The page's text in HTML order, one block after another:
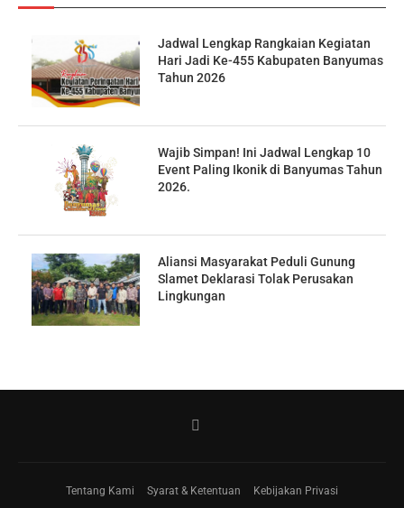
Jadwal Lengkap Rangkaian Kegiatan
Hari Jadi Ke-455 Kabupaten Banyumas
Tahun 2026
Wajib Simpan! Ini Jadwal Lengkap 10
Event Paling Ikonik di Banyumas Tahun
2026.
Aliansi Masyarakat Peduli Gunung
Slamet Deklarasi Tolak Perusakan
Lingkungan
Tentang Kami Syarat & Ketentuan Kebijakan Privasi